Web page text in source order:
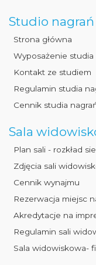
Studio nagrań
Strona główna
Wyposażenie studia
Kontakt ze studiem
Regulamin studia
Cennik studia
Sala
Plan sali - rozkład
Zdjęcia sali
Cennik wynajmu
Rezerwacja miejsc
Akredytacje na
Regulamin sali
Sala widowiskowa-